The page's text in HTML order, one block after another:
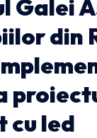
Galei
din
cu led